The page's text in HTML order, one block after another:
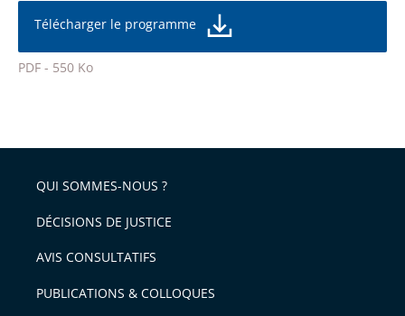
de
l'article
pour
la
de
police
Télécharger le programme
PDF - 550 Ko
l'article
pour
avant
QUI SOMMES-NOUS ?
DÉCISIONS DE JUSTICE
AVIS CONSULTATIFS
PUBLICATIONS & COLLOQUES